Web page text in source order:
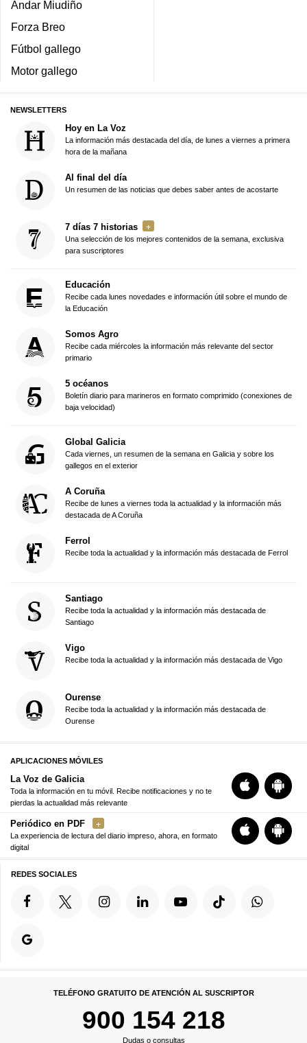
Andar Miudiño
Forza Breo
Fútbol gallego
Motor gallego
NEWSLETTERS
Hoy en La Voz
La información más destacada del día, de lunes a viernes a primera
hora de la mañana
Al final del día
Un resumen de las noticias que debes saber antes de acostarte
7 días 7 historias
Una selección de los mejores contenidos de la semana, exclusiva
para suscriptores
Educación
Recibe cada lunes novedades e información útil sobre el mundo de
la Educación
Somos Agro
Recibe cada miércoles la información más relevante del sector
primario
5 océanos
Boletín diario para marineros en formato comprimido (conexiones de
baja velocidad)
Global Galicia
Cada viernes, un resumen de la semana en Galicia y sobre los
gallegos en el exterior
A Coruña
Recibe de lunes a viernes toda la actualidad y la información más
destacada de A Coruña
Ferrol
Recibe toda la actualidad y la información más destacada de Ferrol
Santiago
Recibe toda la actualidad y la información más destacada de
Santiago
Vigo
Recibe toda la actualidad y la información más destacada de Vigo
Ourense
Recibe toda la actualidad y la información más destacada de
Ourense
APLICACIONES MÓVILES
La Voz de Galicia
Toda la información en tu móvil. Recibe notificaciones y no te
pierdas la actualidad más relevante
Periódico en PDF
La experiencia de lectura del diario impreso, ahora, en formato
digital
REDES SOCIALES
TELÉFONO GRATUITO DE ATENCIÓN AL SUSCRIPTOR
900 154 218
Dudas o consultas